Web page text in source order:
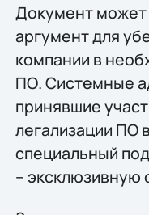
Документ может
аргумент для
компании в
ПО. Системные
принявшие
легализации ПО
специальный
– эксклюзивную